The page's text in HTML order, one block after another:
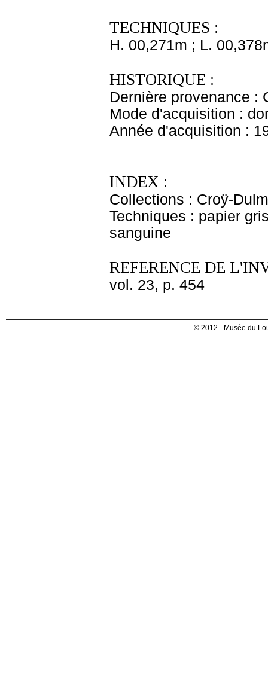
TECHNIQUES :
H. 00,271m ; L.
HISTORIQUE :
Dernière provenance :
Mode d'acquisition :
Année d'acquisition :
INDEX :
Collections : Croÿ-
Techniques : papier
sanguine
REFERENCE DE
vol. 23, p. 454
© 2012 - Musée du